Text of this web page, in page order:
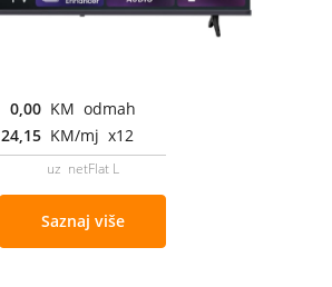
0,00 KM odmah
24,15 KM/mj x12
uz netFlat L
Saznaj više